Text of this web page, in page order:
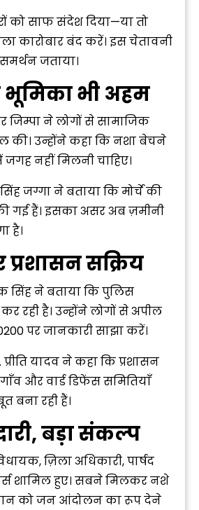
को साफ संदेश दिया—या तो
कारोबार बंद करें। इस चेतावनी
जताया।
भी अहम
जिम्पा ने लोगों से सामाजिक
की। उन्होंने कहा कि नशा बेचने
नहीं मिलनी चाहिए।
जग्गाने बताया कि मोर्चे की
गई हैं। इसका असर अब ज़मीनी
है।
सक्रिय
सिंह ने बताया कि पुलिस
रही है। उन्होंने लोगों से अपील
पर जानकारी साझा करें।
प्रीति यादव ने कहा कि प्रशासन
और वार्ड डिफेंस समितियाँ
बना रही हैं।
बड़ा संकल्प
ज़िला अधिकारी, पार्षद
शामिल हुए। सबने मिलकर नशे
को जन आंदोलन का रूप देने